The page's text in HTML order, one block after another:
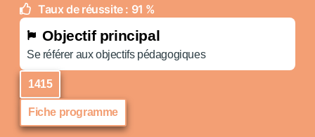
Taux de réussite : 91 %
Objectif principal
Se référer aux objectifs pédagogiques
1415
Fiche programme